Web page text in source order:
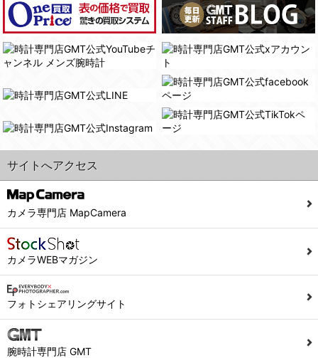
４．ご提供の任意性
当社への個人情報の提供はお客様の任意ですが、必要な個人情報をご提供いただけない場合、当社のサービス等が利用できない場合がありますのでご了承下さい。
５．ご本人が容易に知覚できない方法による個人情報の取得
また利用者の統計的分析のため、または掲載された広告にクッキーを使用する場合があります。
シュッピン株式会社 個人情報相談窓口
Mail：privacy@syuppin.com (受付)
(5) 弊社で取り扱う商品またはサービスに関する案内や情報提供（郵便、電子メール等によるダイレクトメールなど）を行なう場合。
(6) 弊社が利用目的を示してユーザーから取得した情報を、その利用目的の範囲内で利用する場合。
6. 情報の提供
1)弊社は、各ユーザーに対し、当該ユーザーの購入商品の情報、及び弊社の特価商品の情報等、ユーザーに有益かつ便利な情報を提供するものとし、ユーザーはこれに同意するものとします。
フォームにて入力されたメールアドレスに、本サイトのお知らせをメールにてお送りさせていただきます。
本サイト会員のお客様は
※設定変更前にログインする必要があります。
メールマガジン会員のお客様はこちら
7. ユーザーの義務
(1) 他のユーザー、第三者もしくは弊社の著作権又はその他の権利を侵害する行為、及び侵害する恐れのある行為。
サイトへアクセス
カメラ専門店 MapCamera
カメラWEBマガジン
フォトシェアリングサイト
腕時計専門店 GMT